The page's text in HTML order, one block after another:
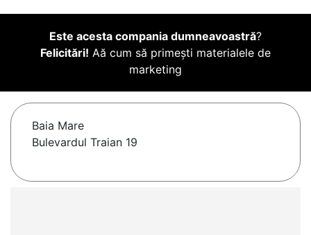
Este acesta compania dumneavoastră?
Felicitări! Aă cum să primești materialele de
marketing
Baia Mare
Bulevardul Traian 19